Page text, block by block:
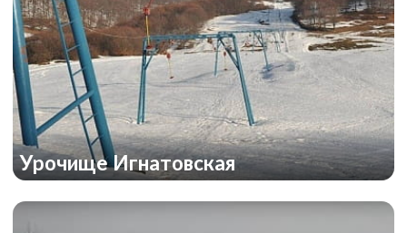
Урочище Игнатовская